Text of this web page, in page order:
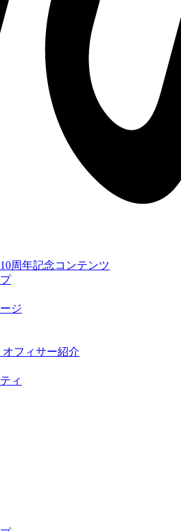
周年記念コンテンツ
ジ
フィサー紹介
ィ